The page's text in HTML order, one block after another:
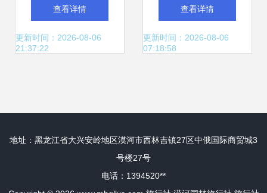
批 新办注册旅行社
业务经营许可证指
查看详情
更新时间：2026-08-06
21:37:22
式护照与身份核验
解决方案
查看详情
更新时间：2026-08-06
07:18:58
地址：黑龙江省大兴安岭地区漠河市西林吉镇27区中俄国际商贸城3
号楼27号
电话：1394520**